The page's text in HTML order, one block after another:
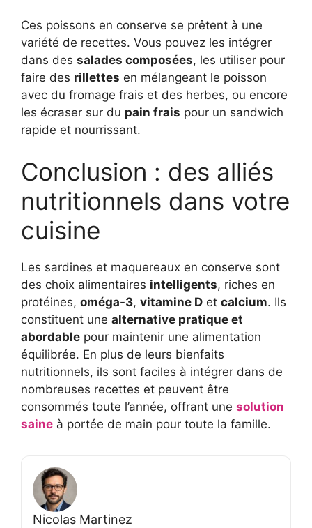
Ces poissons en conserve se prêtent à une
variété de recettes. Vous pouvez les intégrer
dans des salades composées, les utiliser pour
faire des rillettes en mélangeant le poisson
avec du fromage frais et des herbes, ou encore
les écraser sur du pain frais pour un sandwich
rapide et nourrissant.
Conclusion : des alliés
nutritionnels dans votre
cuisine
Les sardines et maquereaux en conserve sont
des choix alimentaires intelligents, riches en
protéines, oméga-3, vitamine D et calcium. Ils
constituent une alternative pratique et
abordable pour maintenir une alimentation
équilibrée. En plus de leurs bienfaits
nutritionnels, ils sont faciles à intégrer dans de
nombreuses recettes et peuvent être
consommés toute l’année, offrant une solution
saine à portée de main pour toute la famille.
Nicolas Martinez